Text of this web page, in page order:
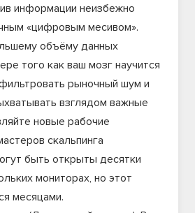
информации неизбежно
«цифровым месивом».
объёму данных
того как ваш мозг научится
рыночный шум и
взглядом важные
новые рабочие
скальпинга
быть открыты десятки
мониторах, но этот
месяцами.